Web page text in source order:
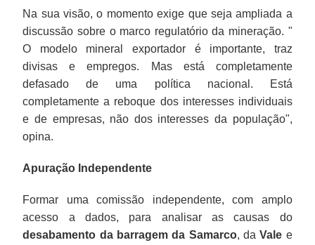
Na sua visão, o momento exige que seja ampliada a
discussão sobre o marco regulatório da mineração. "
O modelo mineral exportador é importante, traz
divisas e empregos. Mas está completamente
defasado de uma política nacional. Está
completamente a reboque dos interesses individuais
e de empresas, não dos interesses da população",
opina.
Apuração Independente
Formar uma comissão independente, com amplo
acesso a dados, para analisar as causas do
desabamento da barragem da Samarco, daVale e